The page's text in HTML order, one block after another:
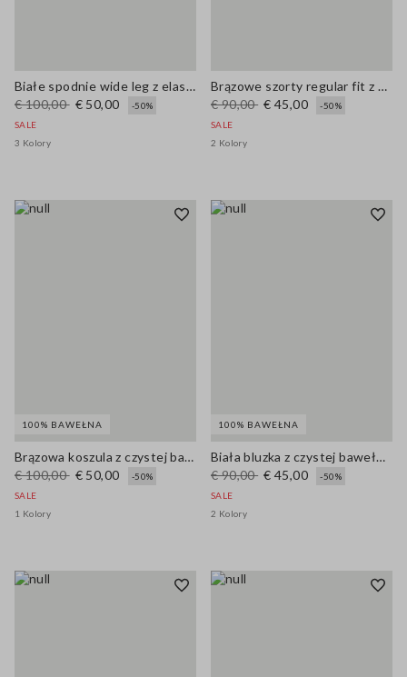
Białe spodnie wide leg z elastycznej bawełny
€ 100,00 € 50,00
-50%
SALE
3 Kolory
Brązowe szorty regular fit z mieszanki lnu i bawełny
€ 90,00 € 45,00
-50%
SALE
2 Kolory
100% BAWEŁNA
Brązowa koszula z czystej bawełny z długim rękawem, regular fit
€ 100,00 € 50,00
-50%
SALE
1 Kolory
100% BAWEŁNA
Biała bluzka z czystej bawełny, regularny krój z dekoltem w serek
€ 90,00 € 45,00
-50%
SALE
2 Kolory